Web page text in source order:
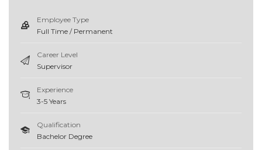
Employee Type
Full Time / Permanent
Career Level
Supervisor
Experience
3-5 Years
Qualification
Bachelor Degree